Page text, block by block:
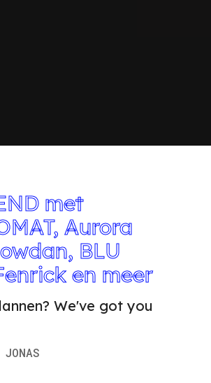
met
Aurora
BLU
en meer
We've got you
JONAS